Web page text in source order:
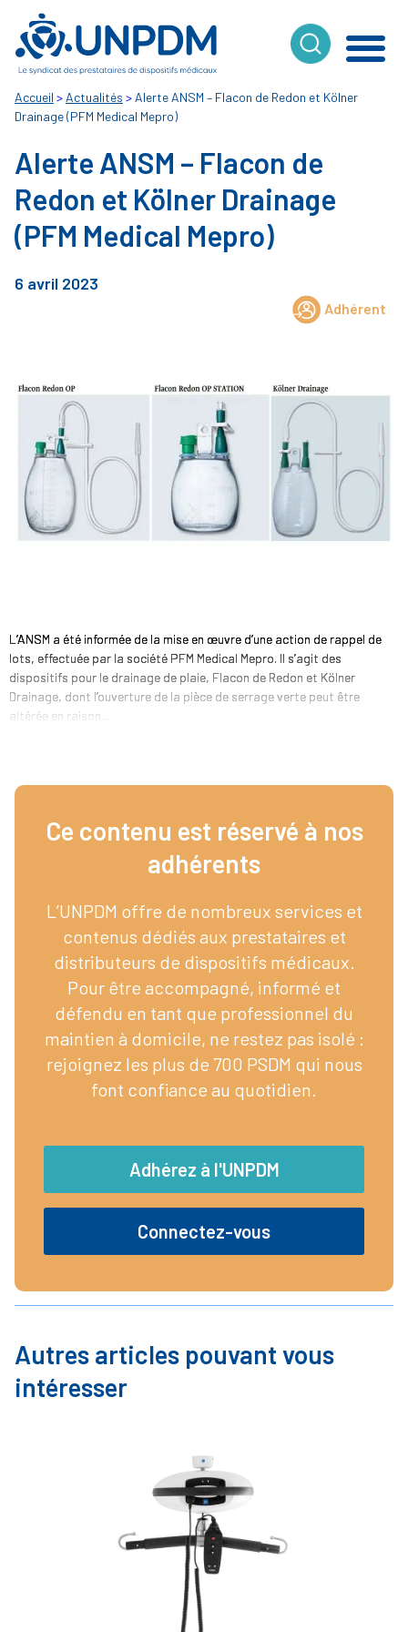
Accueil > Actualités > Alerte ANSM – Flacon de Redon et Kölner
Drainage (PFM Medical Mepro)
Alerte ANSM – Flacon de
Redon et Kölner Drainage
(PFM Medical Mepro)
6 avril 2023
Adhérent
L’ANSM a été informée de la mise en œuvre d’une action de rappel de
lots, effectuée par la société PFM Medical Mepro. Il s’agit des
dispositifs pour le drainage de plaie, Flacon de Redon et Kölner
Drainage, dont l’ouverture de la pièce de serrage verte peut être
altérée en raison...
Ce contenu est réservé à nos
adhérents​
L’UNPDM offre de nombreux services et
contenus dédiés aux prestataires et
distributeurs de dispositifs médicaux.
Pour être accompagné, informé et
défendu en tant que professionnel du
maintien à domicile, ne restez pas isolé :
rejoignez les plus de 700 PSDM qui nous
font confiance au quotidien.
Adhérez à l'UNPDM
Connectez-vous
Autres articles pouvant vous
intéresser